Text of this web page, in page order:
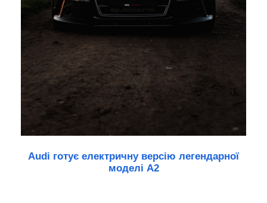
Audi готує електричну версію легендарної
моделі A2